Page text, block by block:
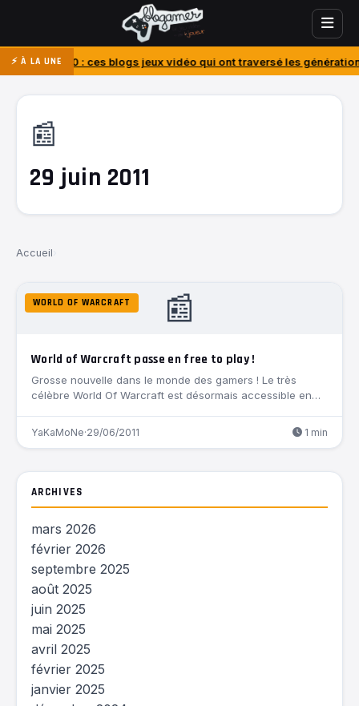
⚡ À LA UNE
: ces blogs jeux vidéo qui ont traversé les générationsJ’ai
📰
29 juin 2011
Accueil
📰
WORLD OF WARCRAFT
World of Warcraft passe en free to play !
Grosse nouvelle dans le monde des gamers ! Le très
célèbre World Of Warcraft est désormais accessible en…
YaKaMoNe·29/06/2011 1 min
ARCHIVES
mars 2026
février 2026
septembre 2025
août 2025
juin 2025
mai 2025
avril 2025
février 2025
janvier 2025